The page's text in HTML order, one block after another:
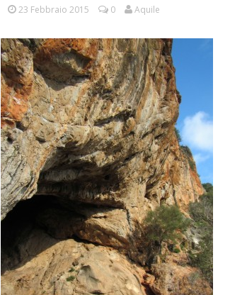
23 Febbraio 2015 0 Aquile